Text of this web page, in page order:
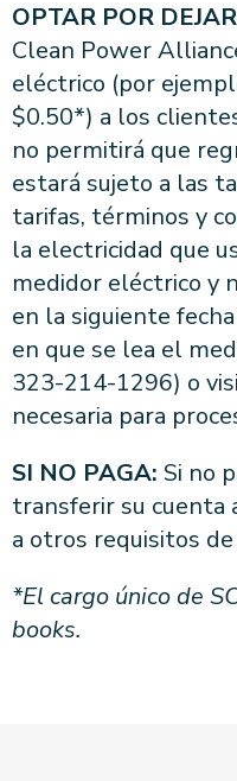
OPTAR POR
Clean Power
eléctrico (por
$0.50*) a los
no permitirá que
estará sujeto a las
tarifas, términos y
la electricidad que
medidor eléctrico y
en la siguiente
en que se lea el
323-214-1296) o
necesaria para
SI NO PAGA: Si no
transferir su cuenta
a otros requisitos de
*El cargo único de
books.